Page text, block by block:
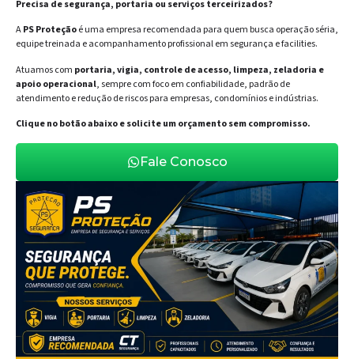
Precisa de segurança, portaria ou serviços terceirizados?
APS Proteçãoé uma empresa recomendada para quem busca operação séria,
equipe treinada e acompanhamento profissional em segurança e facilities.
Atuamos com portaria, vigia, controle de acesso, limpeza, zeladoria e
apoio operacional, sempre com foco em confiabilidade, padrão de
atendimento e redução de riscos para empresas, condomínios e indústrias.
Clique no botão abaixo e solicite um orçamento sem compromisso.
Fale Conosco